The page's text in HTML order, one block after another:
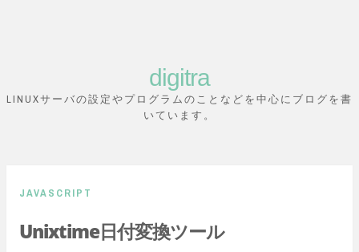
k
digitra
LINUXサーバの設定やプログラムのことなどを中心にブログを書
いています。
JAVASCRIPT
Unixtime日付変換ツール